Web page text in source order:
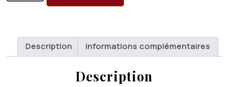
Description Informations complémentaires
Description